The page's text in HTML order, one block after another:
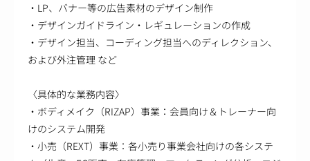
・LP、バナー等の広告素材のデザイン制作
・デザインガイドライン・レギュレーションの作成
・デザイン担当、コーディング担当へのディレクション、
および外注管理 など
〈具体的な業務内容〉
・ボディメイク（RIZAP）事業：会員向け＆トレーナー向
けのシステム開発
・小売（REXT）事業：各小売り事業会社向けの各システ